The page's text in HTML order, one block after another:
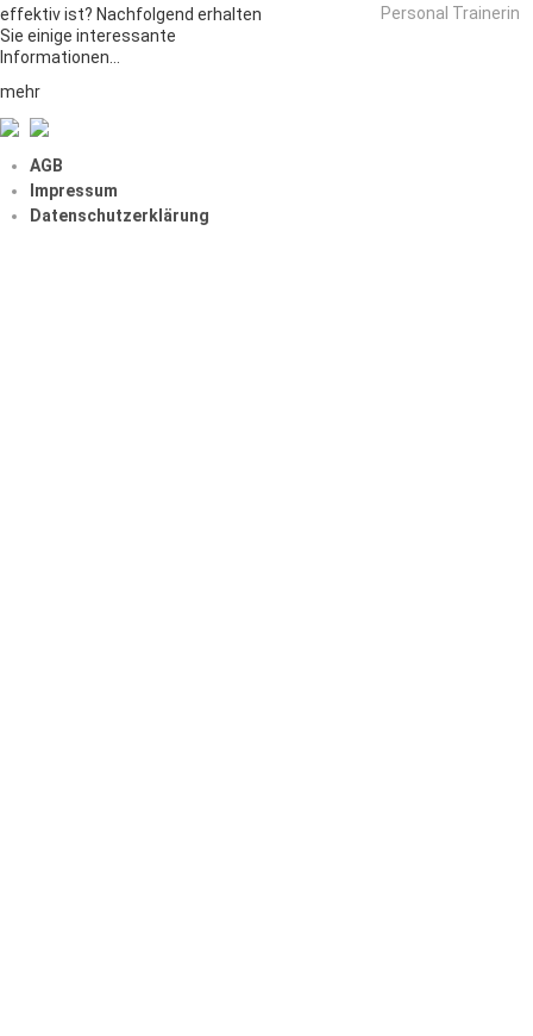
effektiv ist? Nachfolgend erhalten
Sie einige interessante
Informationen…
mehr
Personal Trainerin
AGB
Impressum
Datenschutzerklärung